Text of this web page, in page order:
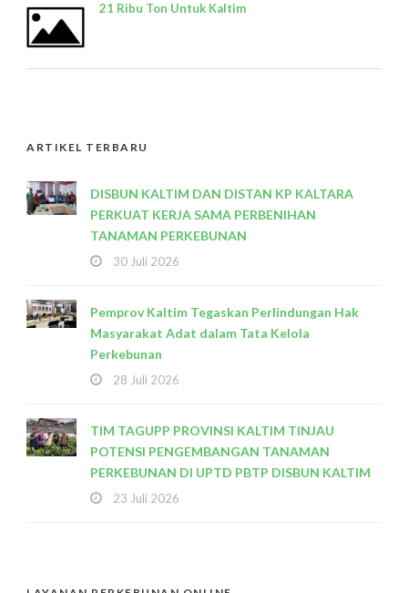
21 Ribu Ton Untuk Kaltim
ARTIKEL TERBARU
DISBUN KALTIM DAN DISTAN KP KALTARA
PERKUAT KERJA SAMA PERBENIHAN
TANAMAN PERKEBUNAN
30 Juli 2026
Pemprov Kaltim Tegaskan Perlindungan Hak
Masyarakat Adat dalam Tata Kelola
Perkebunan
28 Juli 2026
TIM TAGUPP PROVINSI KALTIM TINJAU
POTENSI PENGEMBANGAN TANAMAN
PERKEBUNAN DI UPTD PBTP DISBUN KALTIM
23 Juli 2026